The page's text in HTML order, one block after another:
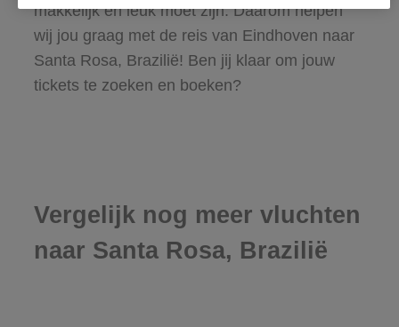
makkelijk en leuk moet zijn. Daarom helpen
wij jou graag met de reis van Eindhoven naar
Santa Rosa, Brazilië! Ben jij klaar om jouw
tickets te zoeken en boeken?
Vergelijk nog meer vluchten
naar Santa Rosa, Brazilië